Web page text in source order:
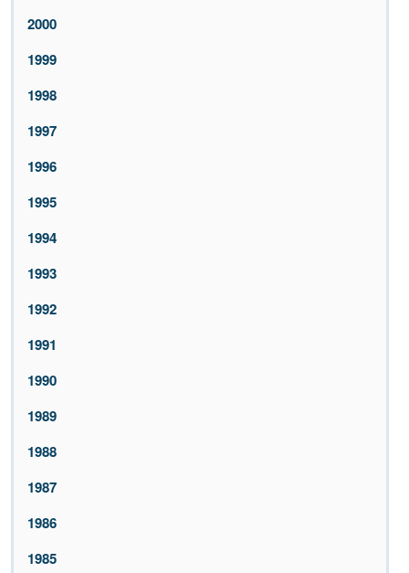
2000
1999
1998
1997
1996
1995
1994
1993
1992
1991
1990
1989
1988
1987
1986
1985